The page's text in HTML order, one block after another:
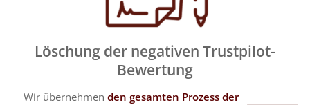
Löschung der negativen Trustpilot-
Bewertung
Wir übernehmen den gesamten Prozess der